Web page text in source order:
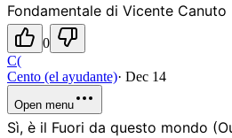
Fondamentale di Vicente Canuto
0
C(
Cento (el ayudante)· Dec 14
Open menu
Sì, è il Fuori da questo mondo